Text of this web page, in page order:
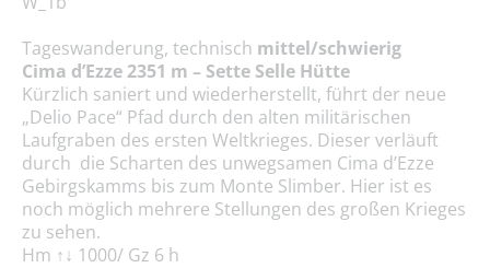
Tageswanderung, technisch mittel/schwierig
Cima d’Ezze 2351 m – Sette Selle Hütte
Kürzlich saniert und wiederherstellt, führt der neue
„Delio Pace“ Pfad durch den alten militärischen
Laufgraben des ersten Weltkrieges. Dieser verläuft
durch die Scharten des unwegsamen Cima d’Ezze
Gebirgskamms bis zum Monte Slimber. Hier ist es
noch möglich mehrere Stellungen des großen Krieges
zu sehen.
Hm ↑↓ 1000/ Gz 6 h